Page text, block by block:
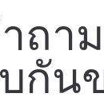
ถา
กัน